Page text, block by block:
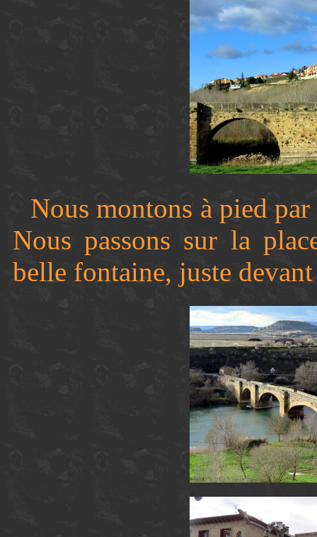
Nous montons à pied
Nous passons sur la
belle fontaine, juste